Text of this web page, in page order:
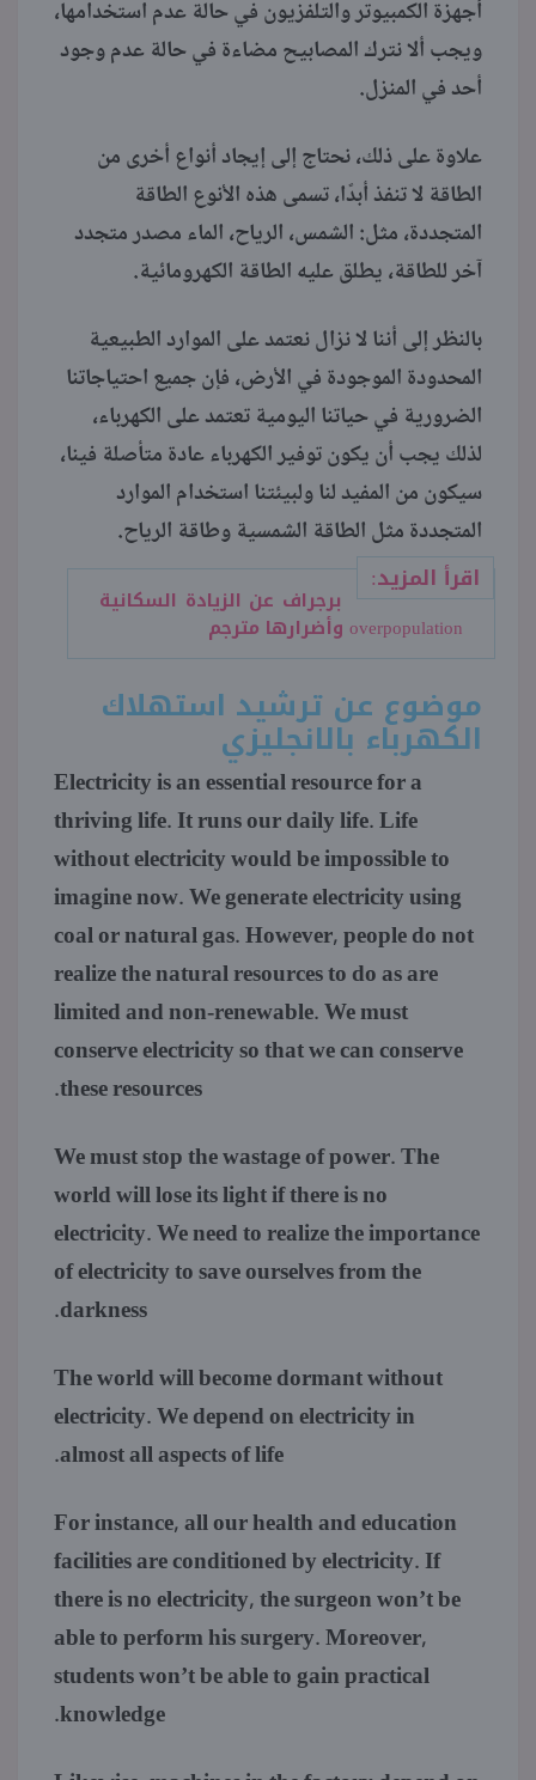
أجهزة الكمبيوتر والتلفزيون في حالة عدم استخدامها،
ويجب ألا نترك المصابيح مضاءة في حالة عدم وجود
أحد في المنزل.
علاوة على ذلك، نحتاج إلى إيجاد أنواع أخرى من
الطاقة لا تنفذ أبدًا، تسمى هذه الأنوع الطاقة
المتجددة، مثل: الشمس، الرياح، الماء مصدر متجدد
آخر للطاقة، يطلق عليه الطاقة الكهرومائية.
بالنظر إلى أننا لا نزال نعتمد على الموارد الطبيعية
المحدودة الموجودة في الأرض، فإن جميع احتياجاتنا
الضرورية في حياتنا اليومية تعتمد على الكهرباء،
لذلك يجب أن يكون توفير الكهرباء عادة متأصلة فينا،
سيكون من المفيد لنا ولبيئتنا استخدام الموارد
المتجددة مثل الطاقة الشمسية وطاقة الرياح.
اقرأ المزيد:
برجراف عن الزيادة السكانية
overpopulation وأضرارها مترجم
موضوع عن ترشيد استهلاك
الكهرباء بالانجليزي
Electricity is an essential resource for a
thriving life. It runs our daily life. Life
without electricity would be impossible to
imagine now. We generate electricity using
coal or natural gas. However, people do not
realize the natural resources to do as are
limited and non-renewable. We must
conserve electricity so that we can conserve
these resources.
We must stop the wastage of power. The
world will lose its light if there is no
electricity. We need to realize the importance
of electricity to save ourselves from the
darkness.
The world will become dormant without
electricity. We depend on electricity in
almost all aspects of life.
For instance, all our health and education
facilities are conditioned by electricity. If
there is no electricity, the surgeon won’t be
able to perform his surgery. Moreover,
students won’t be able to gain practical
knowledge.